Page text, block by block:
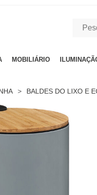
MOBILIÁRIO
> BALDES DO LIXO E